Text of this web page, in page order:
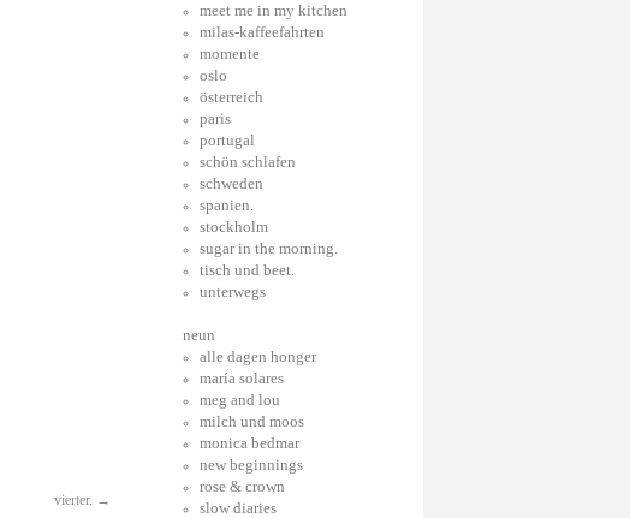
vierter. →
meet me in my kitchen
milas-kaffeefahrten
momente
oslo
österreich
paris
portugal
schön schlafen
schweden
spanien.
stockholm
sugar in the morning.
tisch und beet.
unterwegs
neun
alle dagen honger
maría solares
meg and lou
milch und moos
monica bedmar
new beginnings
rose & crown
slow diaries